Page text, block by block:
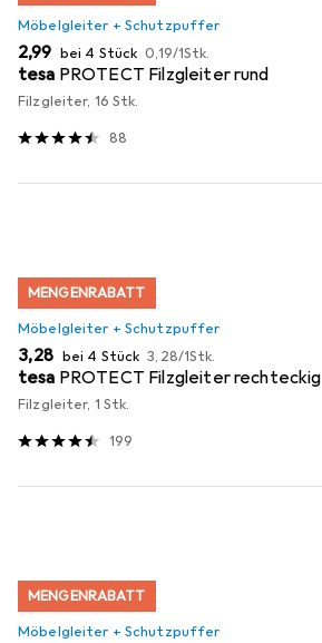
Möbelgleiter + Schutzpuffer
EUR
2,99 bei 4 Stück EUR
0,19/1Stk.
tesa PROTECT Filzgleiter rund
Filzgleiter, 16 Stk.
88
MENGENRABATT
Möbelgleiter + Schutzpuffer
EUR
3,28 bei 4 Stück EUR
3,28/1Stk.
tesa PROTECT Filzgleiter rechteckig
Filzgleiter, 1 Stk.
199
MENGENRABATT
Möbelgleiter + Schutzpuffer